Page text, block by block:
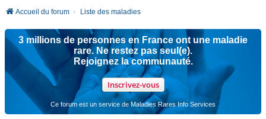
Accueil du forum Liste des maladies
3 millions de personnes en France ont une maladie
rare. Ne restez pas seul(e).
Rejoignez la communauté.
Inscrivez-vous
Ce forum est un service de Maladies Rares Info Services